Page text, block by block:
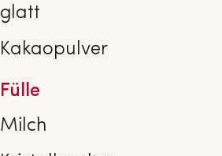
glatt
Kakaopulver
Fülle
Milch